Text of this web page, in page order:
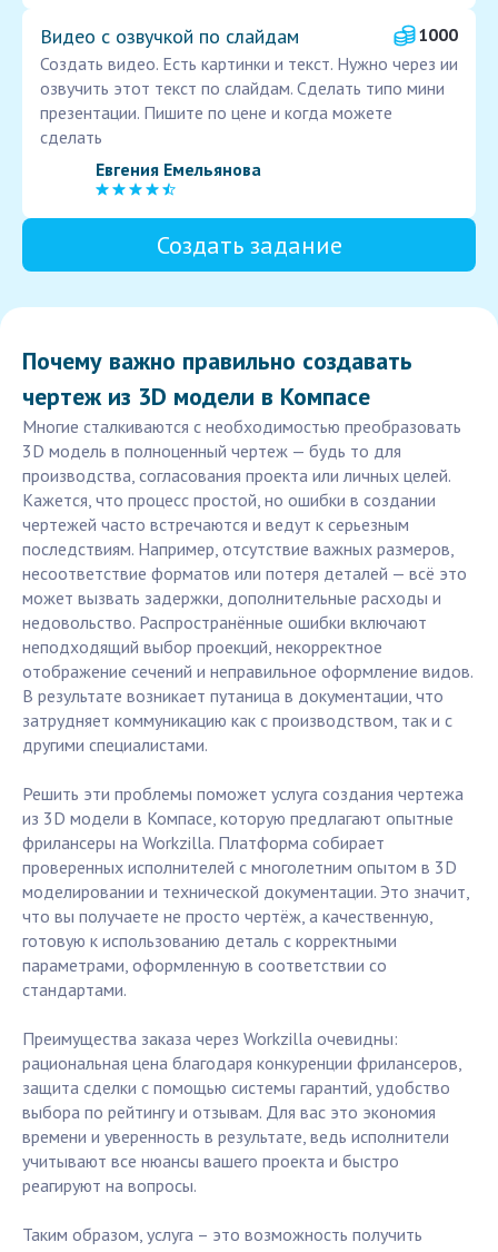
Видео с озвучкой по слайдам
1000
Создать видео. Есть картинки и текст. Нужно через ии
озвучить этот текст по слайдам. Сделать типо мини
презентации. Пишите по цене и когда можете
сделать
Евгения Емельянова
Создать задание
Почему важно правильно создавать
чертеж из 3D модели в Компасе
Многие сталкиваются с необходимостью преобразовать
3D модель в полноценный чертеж — будь то для
производства, согласования проекта или личных целей.
Кажется, что процесс простой, но ошибки в создании
чертежей часто встречаются и ведут к серьезным
последствиям. Например, отсутствие важных размеров,
несоответствие форматов или потеря деталей — всё это
может вызвать задержки, дополнительные расходы и
недовольство. Распространённые ошибки включают
неподходящий выбор проекций, некорректное
отображение сечений и неправильное оформление видов.
В результате возникает путаница в документации, что
затрудняет коммуникацию как с производством, так и с
другими специалистами.
Решить эти проблемы поможет услуга создания чертежа
из 3D модели в Компасе, которую предлагают опытные
фрилансеры на Workzilla. Платформа собирает
проверенных исполнителей с многолетним опытом в 3D
моделировании и технической документации. Это значит,
что вы получаете не просто чертёж, а качественную,
готовую к использованию деталь с корректными
параметрами, оформленную в соответствии со
стандартами.
Преимущества заказа через Workzilla очевидны:
рациональная цена благодаря конкуренции фрилансеров,
защита сделки с помощью системы гарантий, удобство
выбора по рейтингу и отзывам. Для вас это экономия
времени и уверенность в результате, ведь исполнители
учитывают все нюансы вашего проекта и быстро
реагируют на вопросы.
Таким образом, услуга – это возможность получить